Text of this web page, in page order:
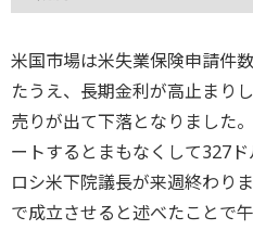
米国市場は米失業保険申請件
たうえ、長期金利が高止まり
売りが出て下落となりました
ートするとまもなくして327
ロシ米下院議長が来週終わり
で成立させると述べたことで